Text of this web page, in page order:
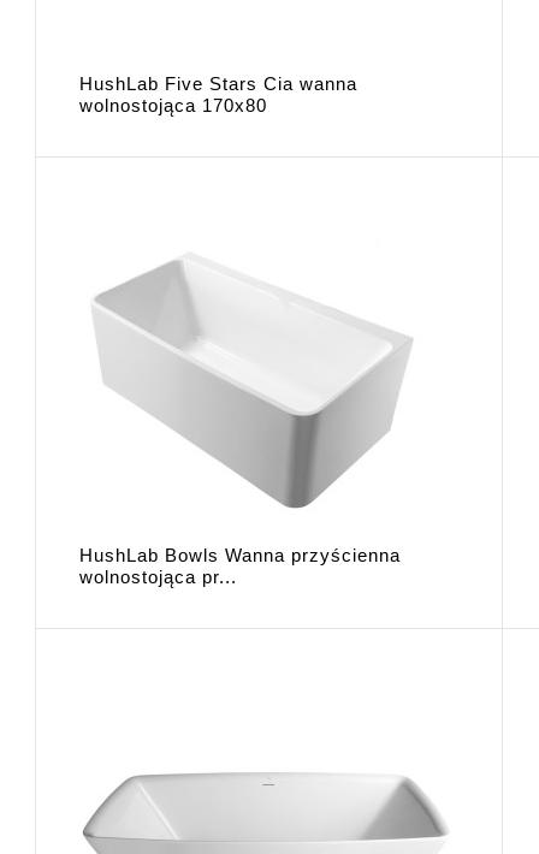
HushLab Five Stars Cia wanna
wolnostojąca 170x80
HushLab Bowls Wanna przyścienna
wolnostojąca pr...